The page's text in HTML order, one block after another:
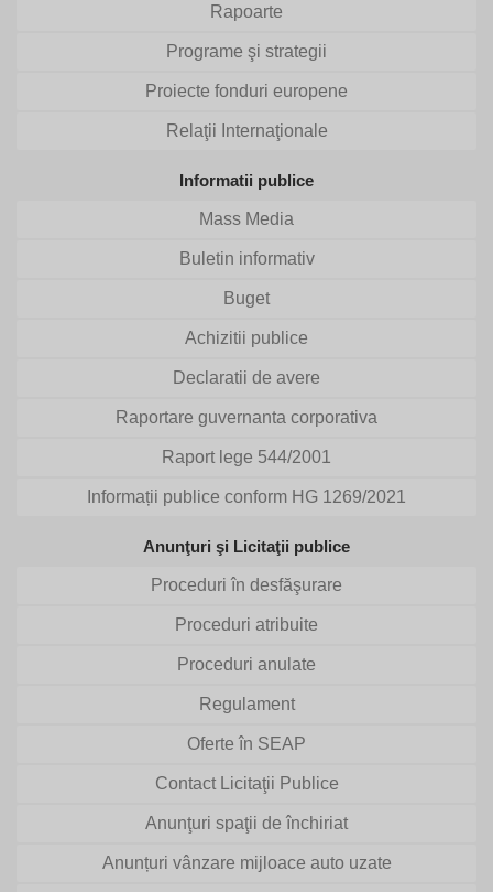
Rapoarte
Programe şi strategii
Proiecte fonduri europene
Relaţii Internaţionale
Informatii publice
Mass Media
Buletin informativ
Buget
Achizitii publice
Declaratii de avere
Raportare guvernanta corporativa
Raport lege 544/2001
Informații publice conform HG 1269/2021
Anunţuri şi Licitaţii publice
Proceduri în desfăşurare
Proceduri atribuite
Proceduri anulate
Regulament
Oferte în SEAP
Contact Licitaţii Publice
Anunţuri spaţii de închiriat
Anunțuri vânzare mijloace auto uzate